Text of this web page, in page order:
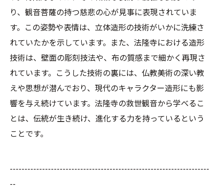
り、観音菩薩の持つ慈悲の心が見事に表現されていま
す。この姿勢や表情は、立体造形の技術がいかに洗練さ
れていたかを示しています。また、法隆寺における造形
技術は、壁面の彫刻技法や、布の質感まで細かく再現さ
れています。こうした技術の裏には、仏教美術の深い教
えや思想が潜んでおり、現代のキャラクター造形にも影
響を与え続けています。法隆寺の救世観音から学べるこ
とは、伝統が生き続け、進化する力を持っているという
ことです。
--------------------------------------------------------------------
--